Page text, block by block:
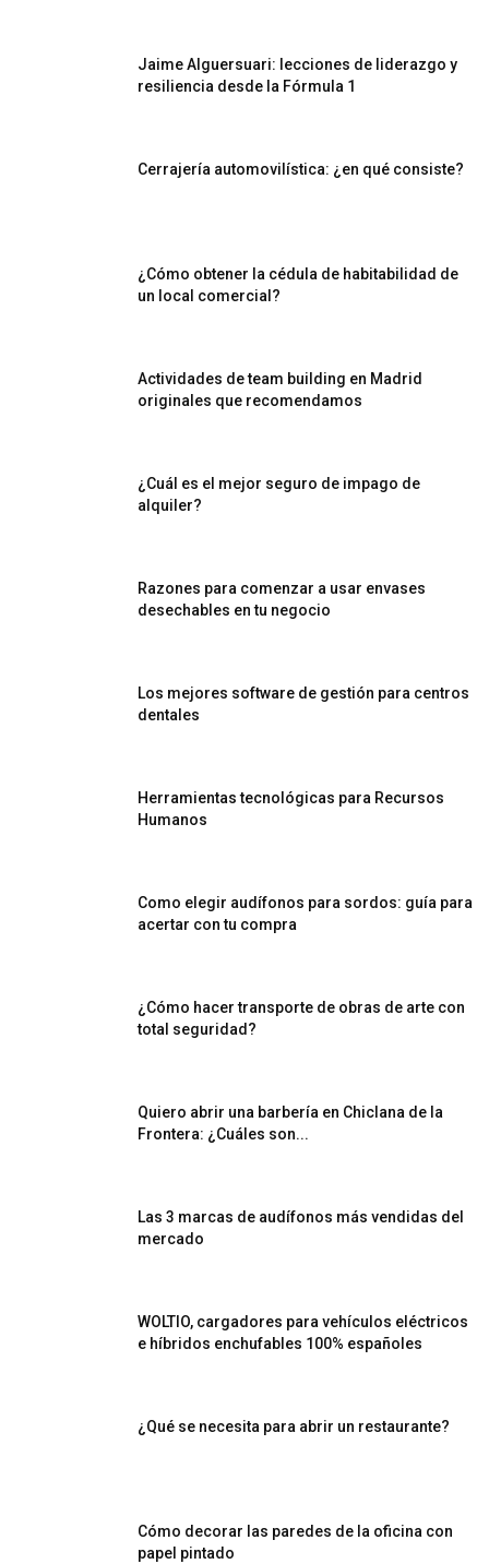
Jaime Alguersuari: lecciones de liderazgo y
resiliencia desde la Fórmula 1
Cerrajería automovilística: ¿en qué consiste?
¿Cómo obtener la cédula de habitabilidad de
un local comercial?
Actividades de team building en Madrid
originales que recomendamos
¿Cuál es el mejor seguro de impago de
alquiler?
Razones para comenzar a usar envases
desechables en tu negocio
Los mejores software de gestión para centros
dentales
Herramientas tecnológicas para Recursos
Humanos
Como elegir audífonos para sordos: guía para
acertar con tu compra
¿Cómo hacer transporte de obras de arte con
total seguridad?
Quiero abrir una barbería en Chiclana de la
Frontera: ¿Cuáles son...
Las 3 marcas de audífonos más vendidas del
mercado
WOLTIO, cargadores para vehículos eléctricos
e híbridos enchufables 100% españoles
¿Qué se necesita para abrir un restaurante?
Cómo decorar las paredes de la oficina con
papel pintado